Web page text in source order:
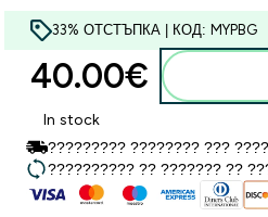
33% ОТСТЪПКА | КОД: MYPBG
40.00€‎
In stock
????????? ???????? ???
?????????? ?? ??????? ??